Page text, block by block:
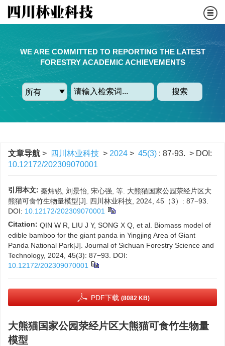
WE ARE COMMITTED TO REPORTING THE LATEST
FORESTRY ACADEMIC ACHIEVEMENTS
搜索
文章导航 > 四川林业科技 > 2024 > 45(3) : 87-93. > DOI:
10.12172/202309070001
引用本文: 秦炜锐, 刘景怡, 宋心强, 等. 大熊猫国家公园荥经片区大
熊猫可食竹生物量模型[J]. 四川林业科技, 2024, 45（3）: 87−93.
DOI: 10.12172/202309070001
Citation: QIN W R, LIU J Y, SONG X Q, et al. Biomass model of
edible bamboo for the giant panda in Yingjing Area of Giant
Panda National Park[J]. Journal of Sichuan Forestry Science and
Technology, 2024, 45(3): 87−93.
DOI:
10.12172/202309070001
PDF下载 (8082 KB)
大熊猫国家公园荥经片区大熊猫可食竹生物量
模型